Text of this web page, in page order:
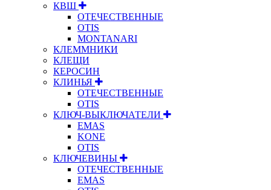
КВШ
ОТЕЧЕСТВЕННЫЕ
OTIS
MONTANARI
КЛЕММНИКИ
КЛЕЩИ
КЕРОСИН
КЛИНЬЯ
ОТЕЧЕСТВЕННЫЕ
OTIS
КЛЮЧ-ВЫКЛЮЧАТЕЛИ
EMAS
KONE
OTIS
КЛЮЧЕВИНЫ
ОТЕЧЕСТВЕННЫЕ
EMAS